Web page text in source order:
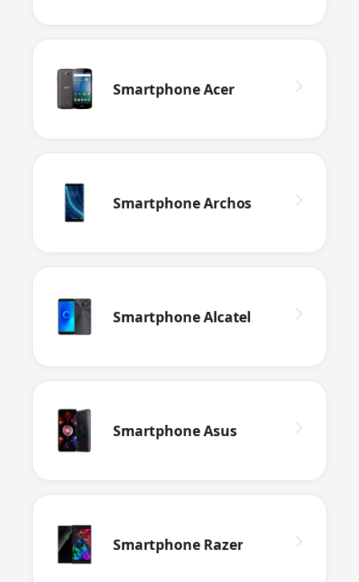
Smartphone Acer
Smartphone Archos
Smartphone Alcatel
Smartphone Asus
Smartphone Razer